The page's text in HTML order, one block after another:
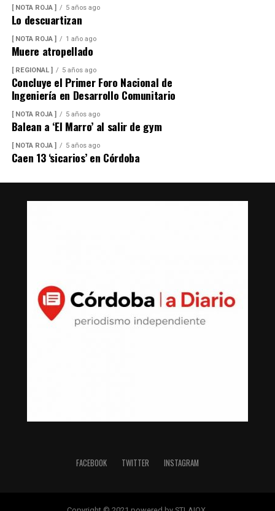
[ NOTA ROJA ] 5 años ago
Lo descuartizan
[ NOTA ROJA ] 1 año ago
Muere atropellado
[ REGIONAL ] 5 años ago
Concluye el Primer Foro Nacional de
Ingeniería en Desarrollo Comunitario
[ NOTA ROJA ] 5 años ago
Balean a ‘El Marro’ al salir de gym
[ NOTA ROJA ] 5 años ago
Caen 13 ‘sicarios’ en Córdoba
FACEBOOK TWITTER INSTAGRAM